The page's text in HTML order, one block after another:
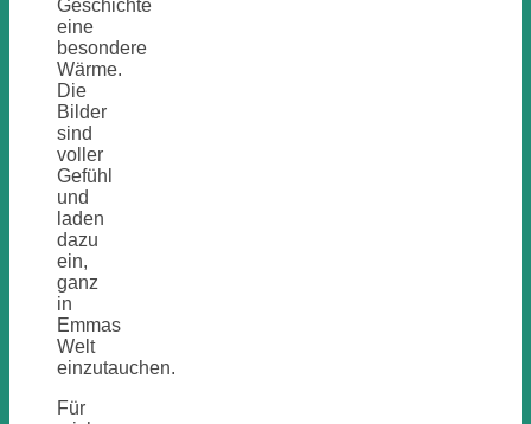
Geschichte
eine
besondere
Wärme.
Die
Bilder
sind
voller
Gefühl
und
laden
dazu
ein,
ganz
in
Emmas
Welt
einzutauchen.
Für